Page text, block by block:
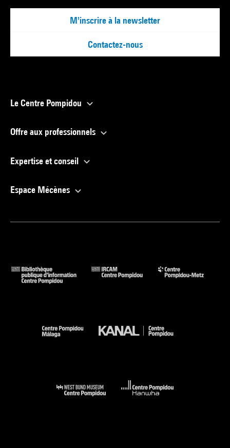
M'inscrire à la newsletter
Contactez-nous
Le Centre Pompidou
Offre aux professionnels
Expertise et conseil
Espace Mécènes